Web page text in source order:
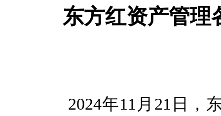
东方红资产管理
2024年11月21日，